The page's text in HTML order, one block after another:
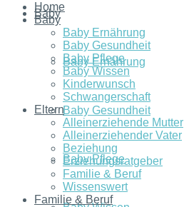
Baby
Baby Ernährung
Baby Gesundheit
Baby Pflege
Home
Baby
Baby Ernährung
Baby Gesundheit
Baby Pflege
Baby Wissen
Kinderwunsch
Schwangerschaft
Eltern
Alleinerziehende Mutter
Alleinerziehender Vater
Beziehung
Erziehungsratgeber
Familie & Beruf
Wissenswert
Familie & Beruf